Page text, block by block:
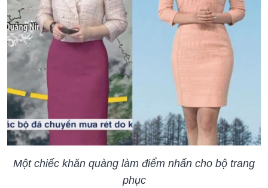
Một chiếc khăn quàng làm điểm nhấn cho bộ trang
phục